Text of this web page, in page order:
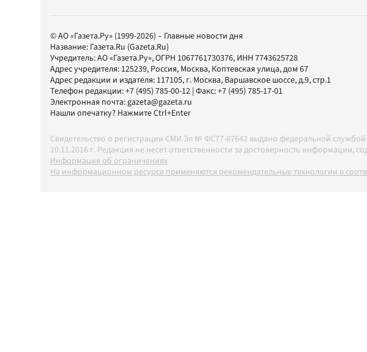
© АО «Газета.Ру» (1999-2026) – Главные новости дня
Название: Газета.Ru (Gazeta.Ru)
Учредитель:АО «Газета.Ру», ОГРН 1067761730376, ИНН 7743625728
Адрес учредителя: 125239, Россия, Москва, Коптевская улица, дом 67
Адрес редакции и издателя: 117105, г. Москва, Варшавское шоссе, д.9, стр.1
Телефон редакции:+7 (495) 785-00-12 | Факс:+7 (495) 785-17-01
Электронная почта:gazeta@gazeta.ru
Нашли опечатку? Нажмите Ctrl+Enter
Свидетельство о регистрации СМИ Эл № ФС77-67642 выдано федеральной
10.11.2016 г. Редакция не несет ответственности за достоверность
Информация об ограничениях
На информационном ресурсе применяются рекомендательные технологии в